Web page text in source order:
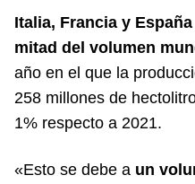
Italia, Francia y España
mitad del volumen
año en el que la
258 millones de
1% respecto a 2021.
«Esto se debe a un